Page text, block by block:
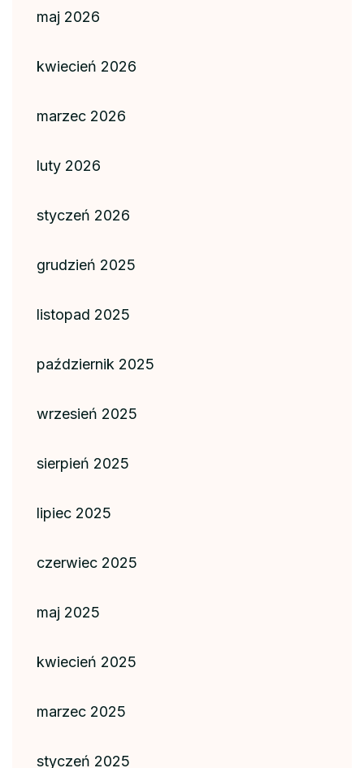
maj 2026
kwiecień 2026
marzec 2026
luty 2026
styczeń 2026
grudzień 2025
listopad 2025
październik 2025
wrzesień 2025
sierpień 2025
lipiec 2025
czerwiec 2025
maj 2025
kwiecień 2025
marzec 2025
styczeń 2025